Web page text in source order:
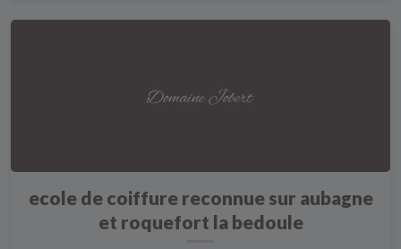
ecole de coiffure reconnue sur aubagne
et roquefort la bedoule